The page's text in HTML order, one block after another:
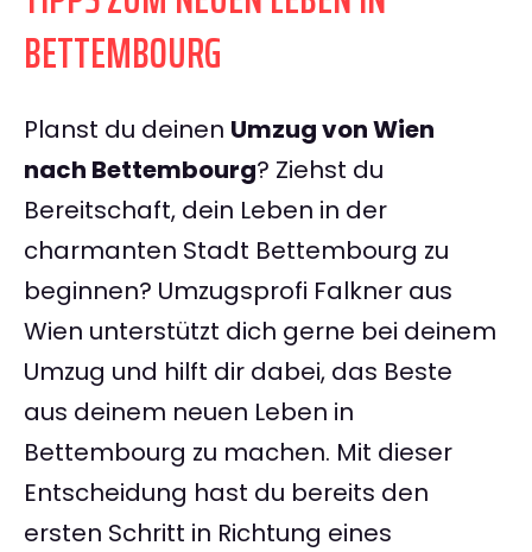
BETTEMBOURG
Planst du deinen Umzug von Wien
nach Bettembourg? Ziehst du
Bereitschaft, dein Leben in der
charmanten Stadt Bettembourg zu
beginnen? Umzugsprofi Falkner aus
Wien unterstützt dich gerne bei deinem
Umzug und hilft dir dabei, das Beste
aus deinem neuen Leben in
Bettembourg zu machen. Mit dieser
Entscheidung hast du bereits den
ersten Schritt in Richtung eines